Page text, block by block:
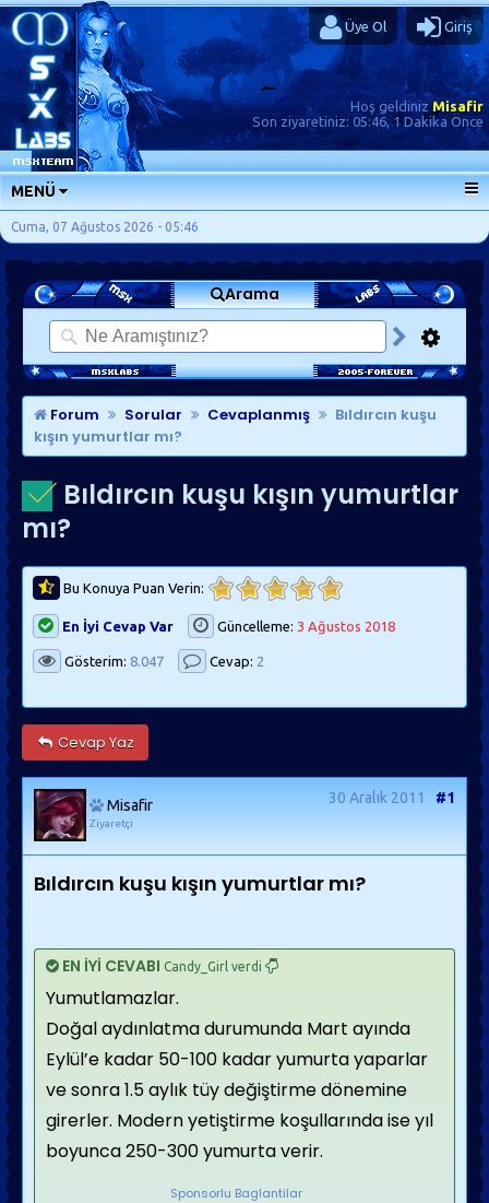
Üye Ol Giriş
Hoş geldinizMisafir
Son ziyaretiniz: 05:46, 1 Dakika Önce
MENÜ
ANA SAYFA
FORUMLAR
SORU-CEVAP
GÜNLÜKLER
SON MESAJLAR
KISAYOLLAR
Cuma, 07 Ağustos 2026 - 05:46
Arama
Forum Sorular Cevaplanmış
Bıldırcın kuşu
kışın yumurtlar mı?
Bıldırcın kuşu kışın yumurtlar
mı?
Bu Konuya Puan Verin:
En İyi Cevap Var Güncelleme: 3 Ağustos 2018
Gösterim: 8.047 Cevap: 2
Cevap Yaz
Misafir
Ziyaretçi
30 Aralık 2011 #1
Bıldırcın kuşu kışın yumurtlar mı?
EN İYİ CEVABI Candy_Girl verdi
Yumutlamazlar.
Doğal aydınlatma durumunda Mart ayında
Eylül’e kadar 50-100 kadar yumurta yaparlar
ve sonra 1.5 aylık tüy değiştirme dönemine
girerler. Modern yetiştirme koşullarında ise yıl
boyunca 250-300 yumurta verir.
Sponsorlu Baglantilar